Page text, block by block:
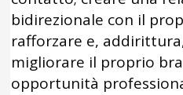
bidirezionale con il
rafforzare e,
migliorare il proprio
opportunità